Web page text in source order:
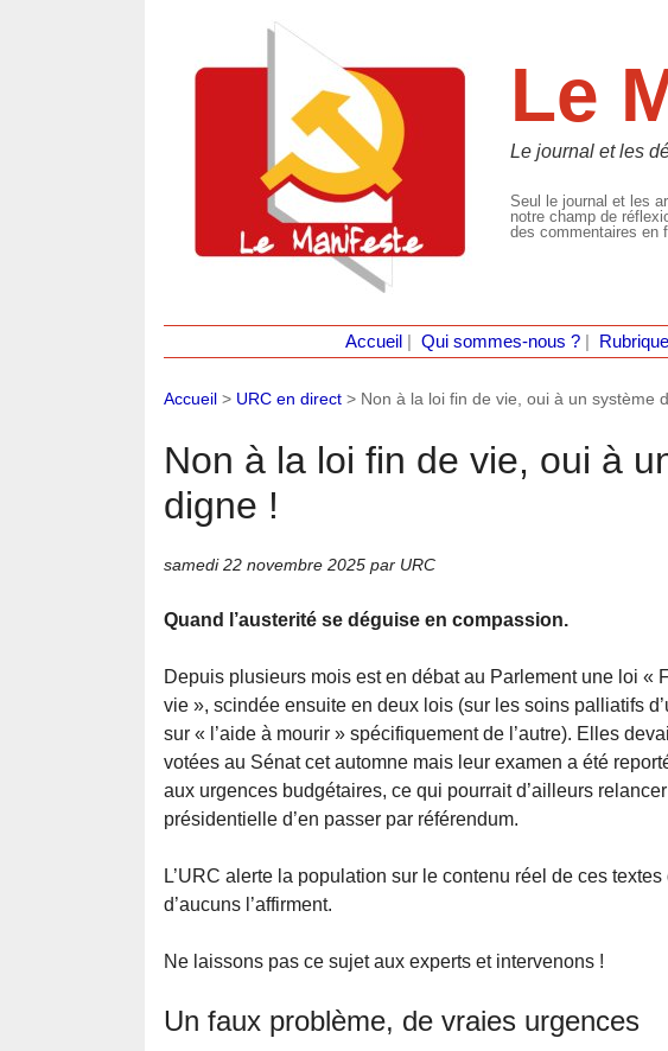
Le
Le journal et les
Seul le journal et les
notre champ de
des commentaires en
Accueil Qui sommes-nous ?|
Accueil > URC en direct > Non à la loi fin de vie, oui à un système
Non à la loi fin de vie, oui à
digne !
samedi 22 novembre 2025 par URC
Quand l’austerité se déguise en compassion.
Depuis plusieurs mois est en débat au Parlement une loi «
vie », scindée ensuite en deux lois (sur les soins palliatifs
sur « l’aide à mourir » spécifiquement de l’autre). Elles
votées au Sénat cet automne mais leur examen a été
aux urgences budgétaires, ce qui pourrait d’ailleurs relancer
présidentielle d’en passer par référendum.
L’URC alerte la population sur le contenu réel de ces
d’aucuns l’affirment.
Ne laissons pas ce sujet aux experts et intervenons !
Un faux problème, de vraies urgences